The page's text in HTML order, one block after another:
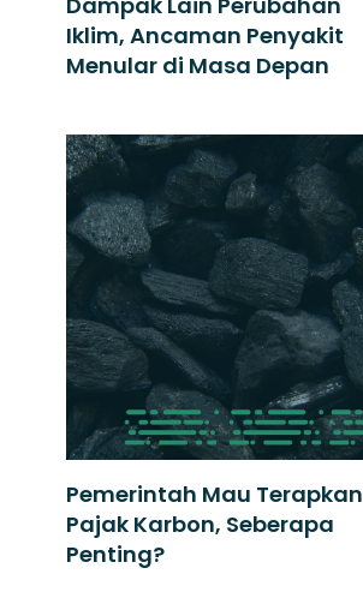
Iklim, Ancaman Penyakit
Menular di Masa Depan
Pemerintah Mau Terapkan
Pajak Karbon, Seberapa
Penting?